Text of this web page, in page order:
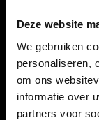
Deze website
We gebruiken
personaliseren,
om ons
informatie over
partners voor
E-mail:
Handige